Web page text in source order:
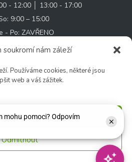
soukromí nám záleží
Používáme cookies, některé jsou
web a váš zážitek.
Příjmout
Odmítnout
- 12:00 │ 13:00 - 17:00
9:00 – 15:00
- Po: ZAVŘENO
s.r.o. – Všechna práva vyhrazena. |